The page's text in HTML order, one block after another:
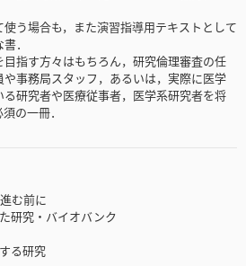
う場合も，また演習指導用テキストとして
．
指す方々はもちろん，研究倫理審査の任
事務局スタッフ，あるいは，実際に医学
研究者や医療従事者，医学系研究者を将
の一冊．
む前に
研究・バイオバンク
る研究